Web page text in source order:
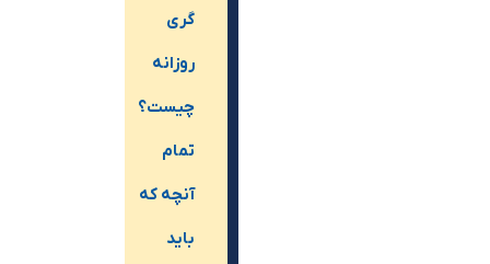
گری
روزانه
چیست؟
تمام
آنچه که
باید